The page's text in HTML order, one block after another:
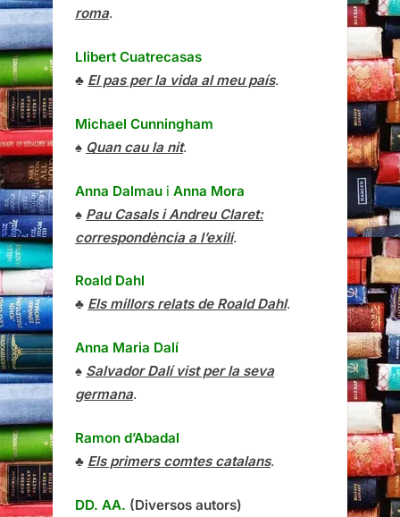
roma.
Llibert Cuatrecasas
♣ El pas per la vida al meu país.
Michael Cunningham
♠ Quan cau la nit.
Anna Dalmau i Anna Mora
♠ Pau Casals i Andreu Claret:
correspondència a l’exili.
Roald Dahl
♣ Els millors relats de Roald Dahl.
Anna Maria Dalí
♠ Salvador Dalí vist per la seva
germana.
Ramon d’Abadal
♣ Els primers comtes catalans.
DD. AA. (Diversos autors)